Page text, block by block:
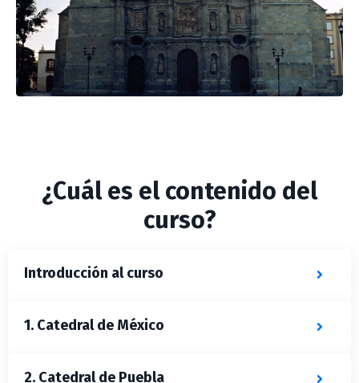
¿Cuál es el contenido del
curso?
Introducción al curso
1. Catedral de México
2. Catedral de Puebla